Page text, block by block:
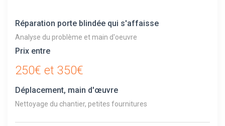
Réparation porte blindée qui s'affaisse
Analyse du problème et main d'oeuvre
Prix entre
250€ et 350€
Déplacement, main d'œuvre
Nettoyage du chantier, petites fournitures